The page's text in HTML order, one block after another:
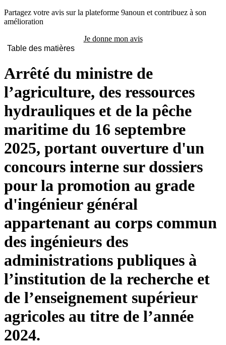
Partagez votre avis sur la plateforme 9anoun et contribuez à son
amélioration
Je donne mon avis
Table des matières
Arrêté du ministre de
l’agriculture, des ressources
hydrauliques et de la pêche
maritime du 16 septembre
2025, portant ouverture d'un
concours interne sur dossiers
pour la promotion au grade
d'ingénieur général
appartenant au corps commun
des ingénieurs des
administrations publiques à
l’institution de la recherche et
de l’enseignement supérieur
agricoles au titre de l’année
2024.